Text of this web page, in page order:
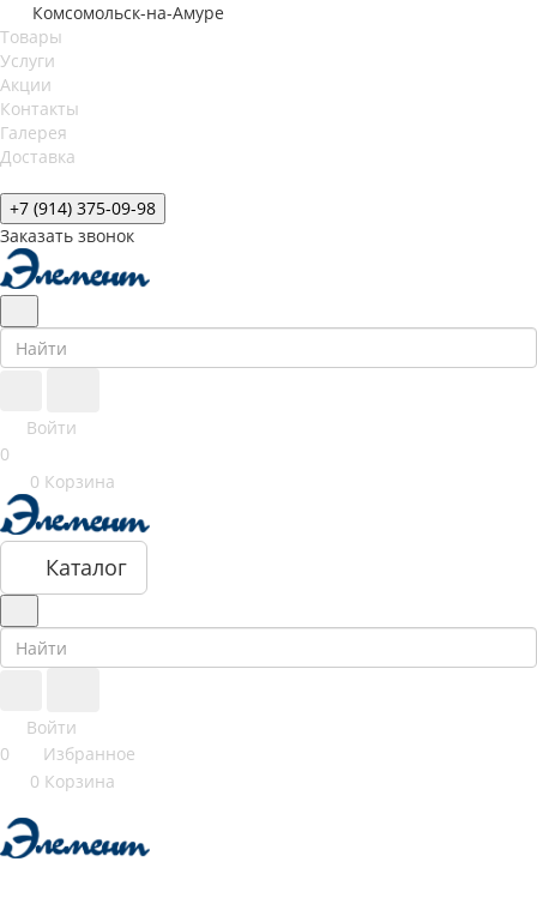
Комсомольск-на-Амуре
Товары
Услуги
Акции
Контакты
Галерея
Доставка
+7 (914) 375-09-98
Заказать звонок
Войти
0
0 Корзина
Каталог
Войти
0
Избранное
0 Корзина